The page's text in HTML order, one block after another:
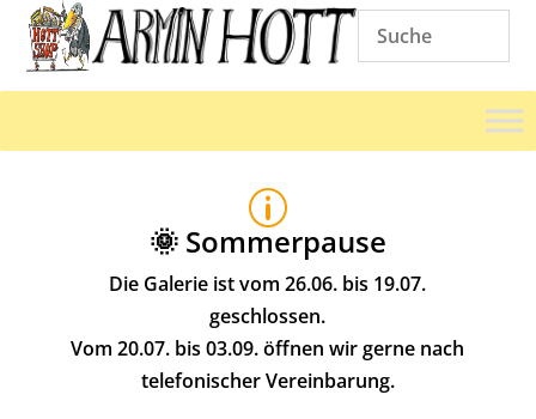
p
🌞 Sommerpause
Die Galerie ist vom 26.06. bis 19.07.
geschlossen.
Vom 20.07. bis 03.09. öffnen wir gerne nach
telefonischer Vereinbarung.